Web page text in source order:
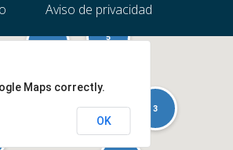
Aviso de privacidad
10
2
5
3
10
2
Maps correctly.
OK